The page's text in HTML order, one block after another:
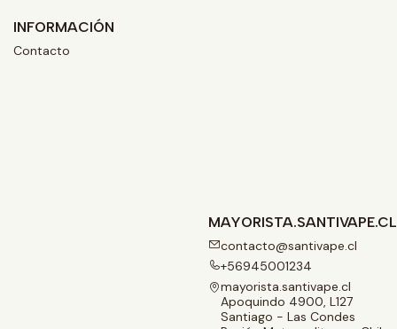
INFORMACIÓN
Contacto
MAYORISTA.SANTIVAPE.CL
contacto@santivape.cl
+56945001234
mayorista.santivape.cl
Apoquindo 4900, L127
Santiago - Las Condes